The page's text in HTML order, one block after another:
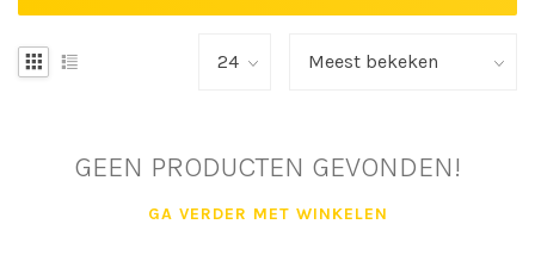
GEEN PRODUCTEN GEVONDEN!
GA VERDER MET WINKELEN